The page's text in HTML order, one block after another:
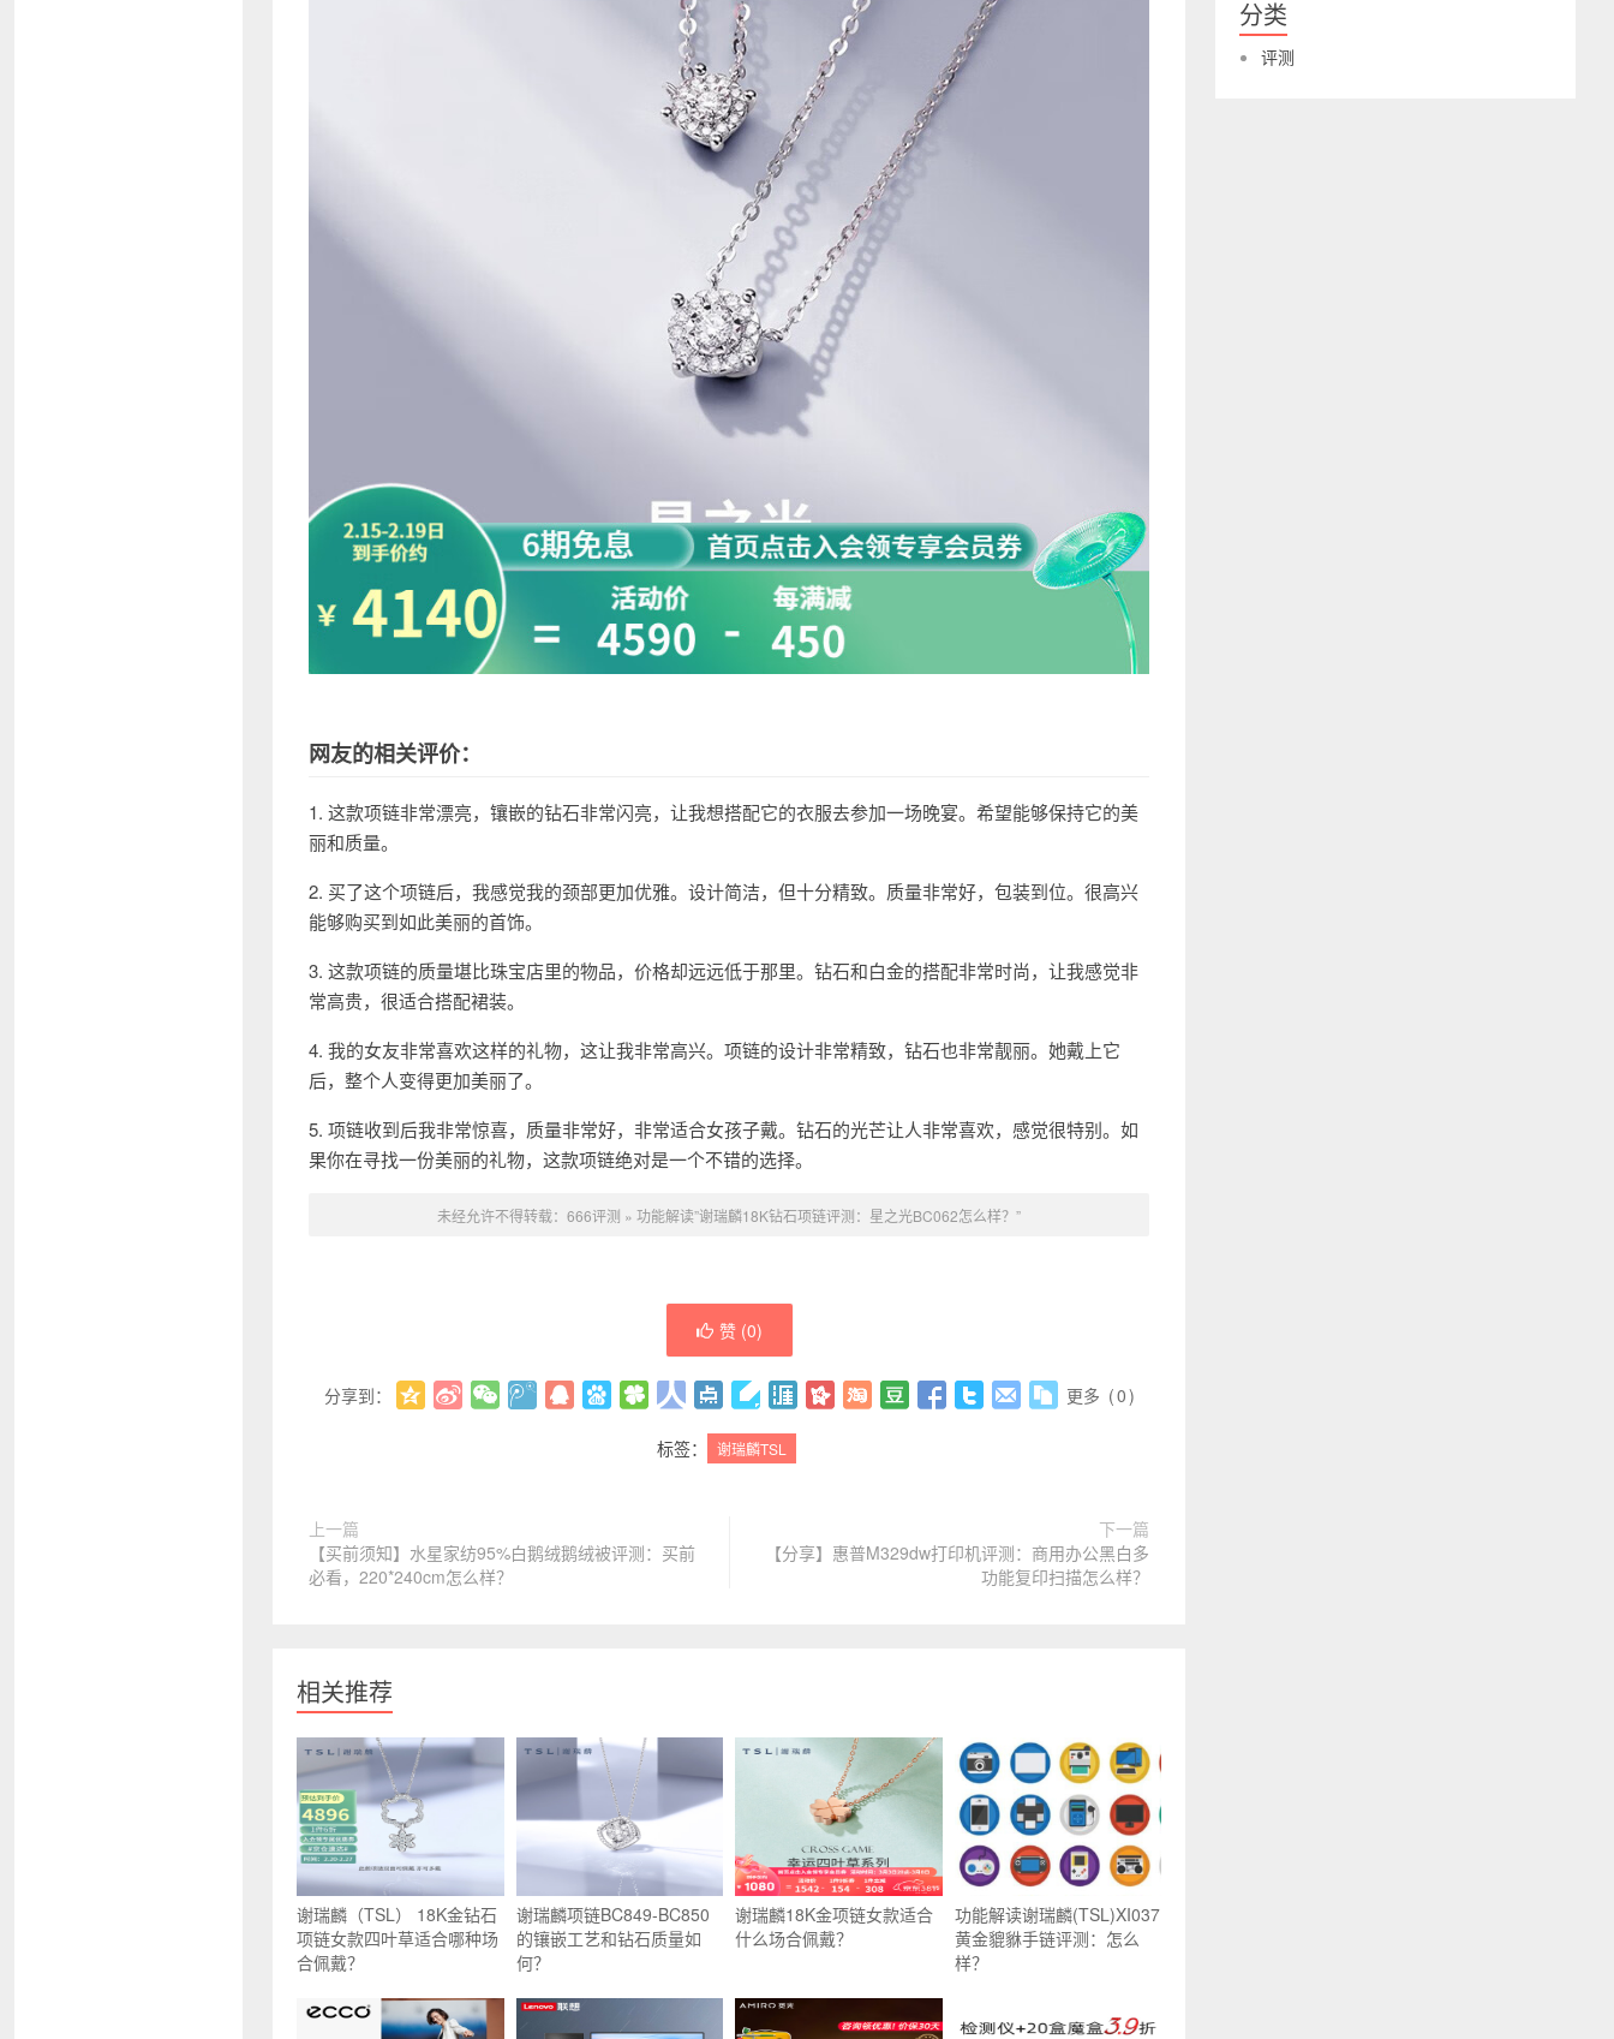
网友的相关评价：
1. 这款项链非常漂亮，镶嵌的钻石非常闪亮，让我想搭配它的衣服去参加一场晚宴。希望能够保持它的美
丽和质量。
2. 买了这个项链后，我感觉我的颈部更加优雅。设计简洁，但十分精致。质量非常好，包装到位。很高兴
能够购买到如此美丽的首饰。
3. 这款项链的质量堪比珠宝店里的物品，价格却远远低于那里。钻石和白金的搭配非常时尚，让我感觉非
常高贵，很适合搭配裙装。
4. 我的女友非常喜欢这样的礼物，这让我非常高兴。项链的设计非常精致，钻石也非常靓丽。她戴上它
后，整个人变得更加美丽了。
5. 项链收到后我非常惊喜，质量非常好，非常适合女孩子戴。钻石的光芒让人非常喜欢，感觉很特别。如
果你在寻找一份美丽的礼物，这款项链绝对是一个不错的选择。
未经允许不得转载： 666评测 » 功能解读”谢瑞麟18K钻石项链评测：星之光BC062怎么样？”
赞 (0)
分享到： 更多 (0)
标签： 谢瑞麟TSL
上一篇
【买前须知】水星家纺95%白鹅绒鹅绒被评测：买前
必看，220*240cm怎么样？
下一篇
【分享】惠普M329dw打印机评测：商用办公黑白多
功能复印扫描怎么样？
相关推荐
谢瑞麟（TSL） 18K金钻石
项链女款四叶草适合哪种场
合佩戴？
谢瑞麟项链BC849-BC850
的镶嵌工艺和钻石质量如
何？
谢瑞麟18K金项链女款适合
什么场合佩戴？
功能解读谢瑞麟(TSL)XI037
黄金貔貅手链评测：怎么
样？
分类
评测